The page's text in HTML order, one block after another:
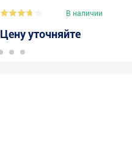
В наличии
Цену уточняйте